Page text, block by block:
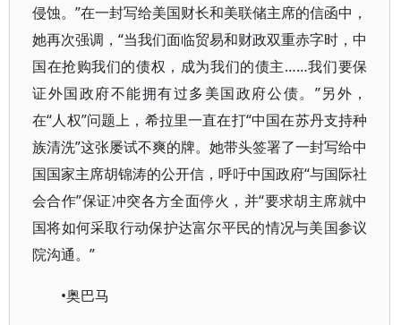
侵蚀。”在一封写给美国财长和美联储主席的信函中，
她再次强调，“当我们面临贸易和财政双重赤字时，中
国在抢购我们的债权，成为我们的债主……我们要保
证外国政府不能拥有过多美国政府公债。”另外，
在“人权”问题上，希拉里一直在打“中国在苏丹支持种
族清洗”这张屡试不爽的牌。她带头签署了一封写给中
国国家主席胡锦涛的公开信，呼吁中国政府“与国际社
会合作”保证冲突各方全面停火，并“要求胡主席就中
国将如何采取行动保护达富尔平民的情况与美国参议
院沟通。”
•奥巴马